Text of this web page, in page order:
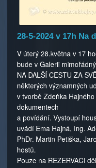
28-5-2024 v 17h Na
V úterý 28.května v 17
bude v Galerii
NA DALŠÍ CESTU ZA
některých významných
v tvorbě Zdeňka
dokumentech
a povídání. Vystoupí
uvádí Ema Hajná, Ing.
PhDr. Martin Petiška,
hostů.
Pouze na REZERVACI